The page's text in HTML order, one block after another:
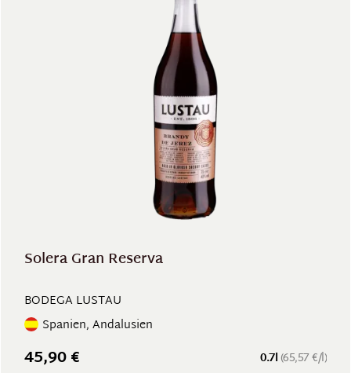
Solera Gran Reserva
BODEGA LUSTAU
Spanien, Andalusien
0.7l (65,57 €/l)
45,90 €